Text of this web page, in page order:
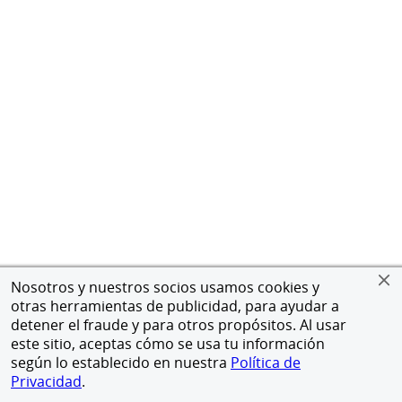
Nosotros y nuestros socios usamos cookies y
otras herramientas de publicidad, para ayudar a
detener el fraude y para otros propósitos. Al usar
este sitio, aceptas cómo se usa tu información
según lo establecido en nuestra Política de
Privacidad.